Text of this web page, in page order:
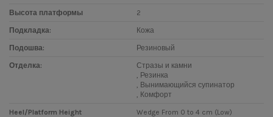
Высота платформы 2
Подкладка: Кожа
Подошва: Резиновый
Отделка:
Стразы и камни
, Резинка
, Вынимающийся супинатор
, Комфорт
Heel/Platform Height Wedge From 0 to 4 cm (Low)